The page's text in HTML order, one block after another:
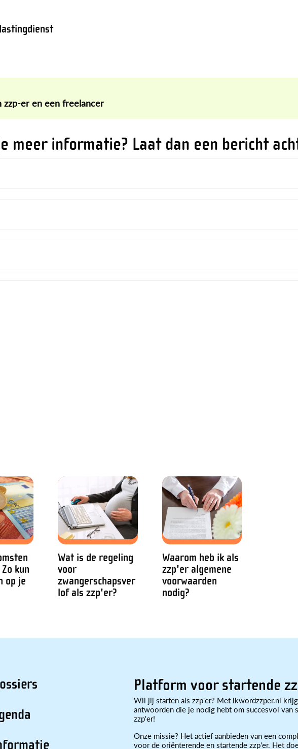
zzp-er en een freelancer
meer informatie? Laat dan een bericht
kun
op je
Wat is de regeling
voor
zwangerschapsver
lof als zzp'er?
Waarom heb ik als
zzp'er algemene
voorwaarden
nodig?
Platform voor startende
Wil jij starten als zzp'er? Met ikwordzzper.nl
antwoorden die je nodig hebt om succesvol van
zzp'er!
Onze missie? Het actief aanbieden van een
voor de oriënterende en startende zzp'er. Het